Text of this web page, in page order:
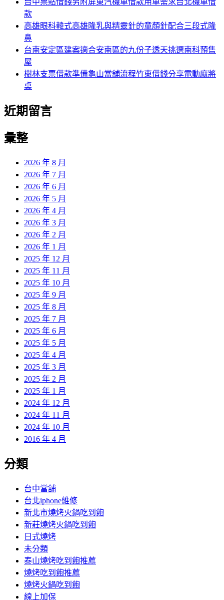
款
高雄眼科韓式高雄隆乳與精靈針的童顏針配合三段式隆
鼻
台南安定區建案適合安南區的九份子透天挑選南科預售
屋
樹林支票借款準備龜山當舖流程竹東借錢分享電動麻將
桌
近期留言
彙整
2026 年 8 月
2026 年 7 月
2026 年 6 月
2026 年 5 月
2026 年 4 月
2026 年 3 月
2026 年 2 月
2026 年 1 月
2025 年 12 月
2025 年 11 月
2025 年 10 月
2025 年 9 月
2025 年 8 月
2025 年 7 月
2025 年 6 月
2025 年 5 月
2025 年 4 月
2025 年 3 月
2025 年 2 月
2025 年 1 月
2024 年 12 月
2024 年 11 月
2024 年 10 月
2016 年 4 月
分類
台中當舖
台北iphone維修
新北市燒烤火鍋吃到飽
新莊燒烤火鍋吃到飽
日式燒烤
未分類
泰山燒烤吃到飽推薦
燒烤吃到飽推薦
燒烤火鍋吃到飽
線上加保